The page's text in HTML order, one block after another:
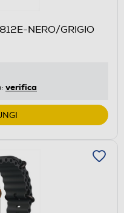
NERO/GRIGIO
verifica